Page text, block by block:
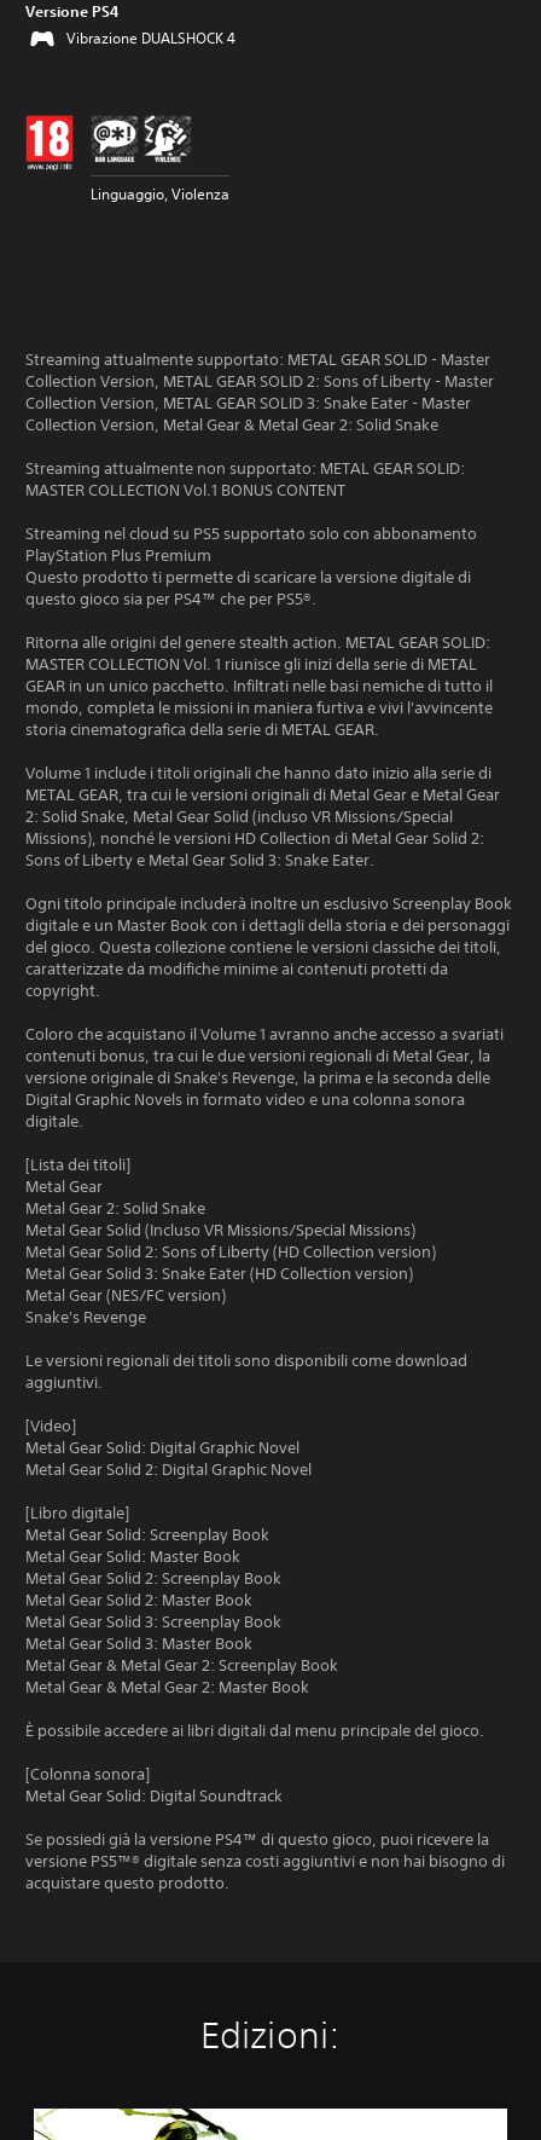
Versione PS4
Vibrazione DUALSHOCK 4
Linguaggio, Violenza
Streaming attualmente supportato: METAL GEAR SOLID - Master
Collection Version, METAL GEAR SOLID 2: Sons of Liberty - Master
Collection Version, METAL GEAR SOLID 3: Snake Eater - Master
Collection Version, Metal Gear & Metal Gear 2: Solid Snake
Streaming attualmente non supportato: METAL GEAR SOLID:
MASTER COLLECTION Vol.1 BONUS CONTENT
Streaming nel cloud su PS5 supportato solo con abbonamento
PlayStation Plus Premium
Questo prodotto ti permette di scaricare la versione digitale di
questo gioco sia per PS4™ che per PS5®.
Ritorna alle origini del genere stealth action. METAL GEAR SOLID:
MASTER COLLECTION Vol. 1 riunisce gli inizi della serie di METAL
GEAR in un unico pacchetto. Infiltrati nelle basi nemiche di tutto il
mondo, completa le missioni in maniera furtiva e vivi l'avvincente
storia cinematografica della serie di METAL GEAR.
Volume 1 include i titoli originali che hanno dato inizio alla serie di
METAL GEAR, tra cui le versioni originali di Metal Gear e Metal Gear
2: Solid Snake, Metal Gear Solid (incluso VR Missions/Special
Missions), nonché le versioni HD Collection di Metal Gear Solid 2:
Sons of Liberty e Metal Gear Solid 3: Snake Eater.
Ogni titolo principale includerà inoltre un esclusivo Screenplay Book
digitale e un Master Book con i dettagli della storia e dei personaggi
del gioco. Questa collezione contiene le versioni classiche dei titoli,
caratterizzate da modifiche minime ai contenuti protetti da
copyright.
Coloro che acquistano il Volume 1 avranno anche accesso a svariati
contenuti bonus, tra cui le due versioni regionali di Metal Gear, la
versione originale di Snake's Revenge, la prima e la seconda delle
Digital Graphic Novels in formato video e una colonna sonora
digitale.
[Lista dei titoli]
Metal Gear
Metal Gear 2: Solid Snake
Metal Gear Solid (Incluso VR Missions/Special Missions)
Metal Gear Solid 2: Sons of Liberty (HD Collection version)
Metal Gear Solid 3: Snake Eater (HD Collection version)
Metal Gear (NES/FC version)
Snake's Revenge
Le versioni regionali dei titoli sono disponibili come download
aggiuntivi.
[Video]
Metal Gear Solid: Digital Graphic Novel
Metal Gear Solid 2: Digital Graphic Novel
[Libro digitale]
Metal Gear Solid: Screenplay Book
Metal Gear Solid: Master Book
Metal Gear Solid 2: Screenplay Book
Metal Gear Solid 2: Master Book
Metal Gear Solid 3: Screenplay Book
Metal Gear Solid 3: Master Book
Metal Gear & Metal Gear 2: Screenplay Book
Metal Gear & Metal Gear 2: Master Book
È possibile accedere ai libri digitali dal menu principale del gioco.
[Colonna sonora]
Metal Gear Solid: Digital Soundtrack
Se possiedi già la versione PS4™ di questo gioco, puoi ricevere la
versione PS5™® digitale senza costi aggiuntivi e non hai bisogno di
acquistare questo prodotto.
Edizioni:
M